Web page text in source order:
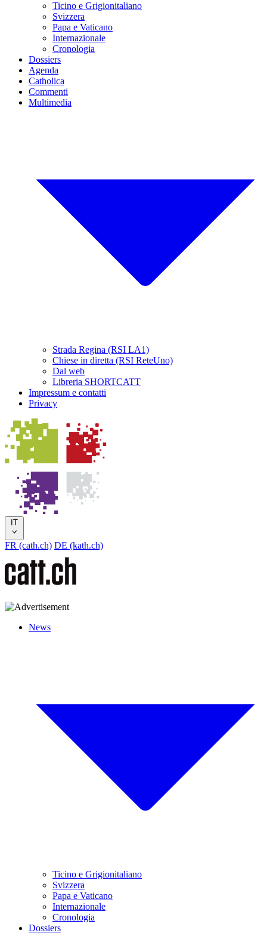
Ticino e Grigionitaliano
Svizzera
Papa e Vaticano
Internazionale
Cronologia
Dossiers
Agenda
Catholica
Commenti
Multimedia
Strada Regina (RSI LA1)
Chiese in diretta (RSI ReteUno)
Dal web
Libreria SHORTCATT
Impressum e contatti
Privacy
IT
FR (cath.ch) DE (kath.ch)
News
Ticino e Grigionitaliano
Svizzera
Papa e Vaticano
Internazionale
Cronologia
Dossiers